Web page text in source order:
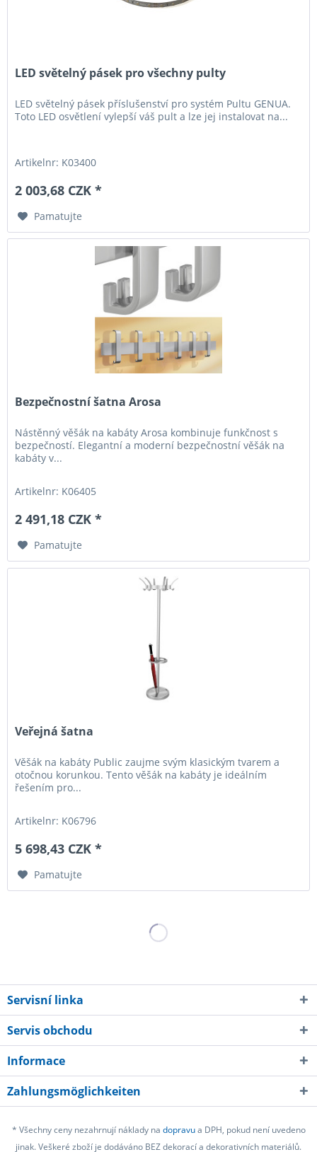
LED světelný pásek pro všechny pulty
LED světelný pásek příslušenství pro systém Pultu GENUA.
Toto LED osvětlení vylepší váš pult a lze jej instalovat na...
Artikelnr: K03400
2 003,68 CZK *
Pamatujte
Bezpečnostní šatna Arosa
Nástěnný věšák na kabáty Arosa kombinuje funkčnost s
bezpečností. Elegantní a moderní bezpečnostní věšák na
kabáty v...
Artikelnr: K06405
2 491,18 CZK *
Pamatujte
Veřejná šatna
Věšák na kabáty Public zaujme svým klasickým tvarem a
otočnou korunkou. Tento věšák na kabáty je ideálním
řešením pro...
Artikelnr: K06796
5 698,43 CZK *
Pamatujte
Servisní linka
Servis obchodu
Informace
Zahlungsmöglichkeiten
* Všechny ceny nezahrnují náklady na dopravua DPH, pokud není uvedeno
jinak. Veškeré zboží je dodáváno BEZ dekorací a dekorativních materiálů.